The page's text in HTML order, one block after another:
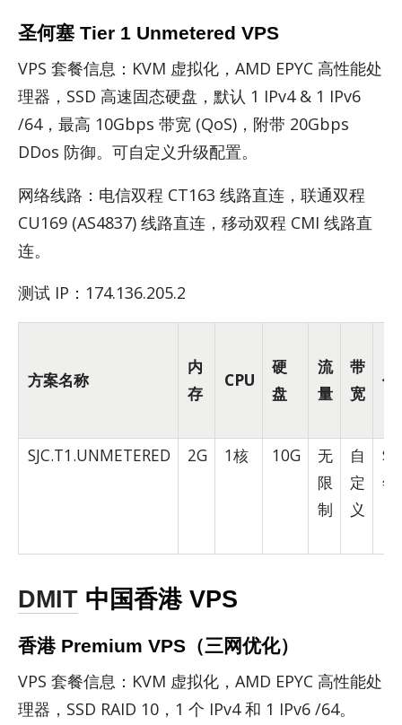
圣何塞 Tier 1 Unmetered VPS
VPS 套餐信息：KVM 虚拟化，AMD EPYC 高性能处
理器，SSD 高速固态硬盘，默认 1 IPv4 & 1 IPv6
/64，最高 10Gbps 带宽 (QoS)，附带 20Gbps
DDos 防御。可自定义升级配置。
网络线路：电信双程 CT163 线路直连，联通双程
CU169 (AS4837) 线路直连，移动双程 CMI 线路直
连。
测试 IP：174.136.205.2
方案名称
内
存
CPU
硬
盘
流
量
带
宽
价
SJC.T1.UNMETERED 2G 1核 10G
无
限
制
自
定
义
年
DMIT 中国香港 VPS
香港 Premium VPS（三网优化）
VPS 套餐信息：KVM 虚拟化，AMD EPYC 高性能处
理器，SSD RAID 10，1 个 IPv4 和 1 IPv6 /64。